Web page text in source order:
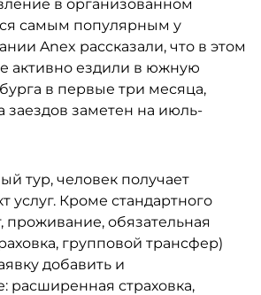
в организованном
самым популярным у
Anex рассказали, что в этом
активно ездили в южную
в первые три месяца,
заездов заметен на июль-
тур, человек получает
услуг. Кроме стандартного
проживание, обязательная
групповой трансфер)
добавить и
расширенная страховка,